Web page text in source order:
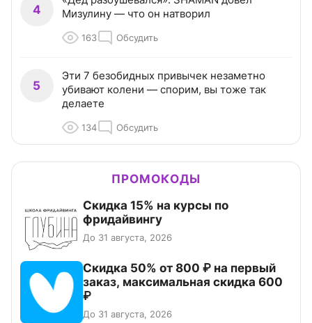
4
Мизулину — что он натворил
163 Обсудить
5
Эти 7 безобидных привычек незаметно
убивают колени — спорим, вы тоже так
делаете
134 Обсудить
ПРОМОКОДЫ
Скидка 15% на курсы по
фридайвингу
До 31 августа, 2026
Скидка 50% от 800 ₽ на первый
заказ, максимальная скидка 600
₽
До 31 августа, 2026